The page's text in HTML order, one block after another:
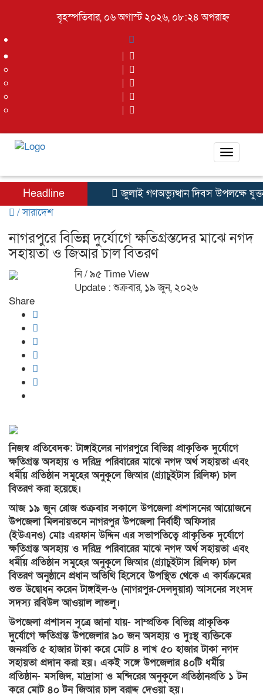
বৃহস্পতিবার, ০৬ অগাস্ট ২০২৬, ০৮:২৪ অপরাহ্ন
Toggle
Headline
জুলাই গণঅভ্যুত্থান দিবস উপলক্ষে
/সারাদেশ
নাগরপুরে বিভিন্ন দুর্যোগে ক্ষতিগ্রস্তদের মাঝে নগদ
সহায়তা ও জিআর চাল বিতরণ
নি/ ৯৫ Time View
Update : শুক্রবার, ১৯ জুন, ২০২৬
Share
নিজস্ব প্রতিবেদক: টাঙ্গাইলের নাগরপুরে বিভিন্ন প্রাকৃতিক দুর্যোগে
ক্ষতিগ্রস্ত অসহায় ও দরিদ্র পরিবারের মাঝে নগদ অর্থ সহায়তা এবং
ধর্মীয় প্রতিষ্ঠান সমূহের অনুকূলে জিআর (গ্র্যাচুইটাস রিলিফ) চাল
বিতরণ করা হয়েছে।
আজ ১৯ জুন রোজ শুক্রবার সকালে উপজেলা প্রশাসনের আয়োজনে
উপজেলা মিলনায়তনে নাগরপুর উপজেলা নির্বাহী অফিসার
(ইউএনও) মোঃ এরফান উদ্দিন এর সভাপতিত্বে প্রাকৃতিক দুর্যোগে
ক্ষতিগ্রস্ত অসহায় ও দরিদ্র পরিবারের মাঝে নগদ অর্থ সহায়তা এবং
ধর্মীয় প্রতিষ্ঠান সমূহের অনুকূলে জিআর (গ্র্যাচুইটাস রিলিফ) চাল
বিতরণ অনুষ্ঠানে প্রধান অতিথি হিসেবে উপস্থিত থেকে এ কার্যক্রমের
শুভ উদ্বোধন করেন টাঙ্গাইল-৬ (নাগরপুর-দেলদুয়ার) আসনের সংসদ
সদস্য রবিউল আওয়াল লাভলু।
উপজেলা প্রশাসন সূত্রে জানা যায়- সাম্প্রতিক বিভিন্ন প্রাকৃতিক
দুর্যোগে ক্ষতিগ্রস্ত উপজেলার ৯০ জন অসহায় ও দুঃস্থ ব্যক্তিকে
জনপ্রতি ৫ হাজার টাকা করে মোট ৪ লাখ ৫০ হাজার টাকা নগদ
সহায়তা প্রদান করা হয়। একই সঙ্গে উপজেলার ৪০টি ধর্মীয়
প্রতিষ্ঠান- মসজিদ, মাদ্রাসা ও মন্দিরের অনুকূলে প্রতিষ্ঠানপ্রতি ১ টন
করে মোট ৪০ টন জিআর চাল বরাদ্দ দেওয়া হয়।